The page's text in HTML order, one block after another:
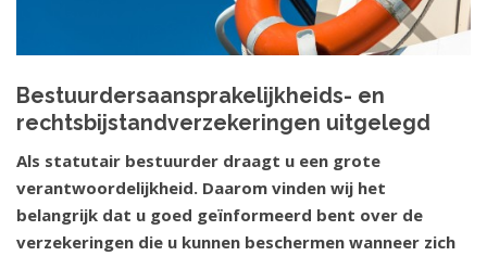
Bestuurdersaansprakelijkheids- en
rechtsbijstandverzekeringen uitgelegd
Als statutair bestuurder draagt u een grote
verantwoordelijkheid. Daarom vinden wij het
belangrijk dat u goed geïnformeerd bent over de
verzekeringen die u kunnen beschermen wanneer zich